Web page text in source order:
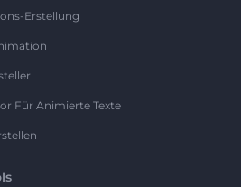
Erstellung
Für Animierte Texte